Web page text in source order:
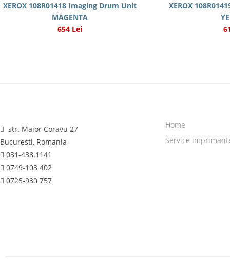
XEROX 108R01418 Imaging Drum Unit
MAGENTA
654 Lei
XEROX
str. Maior Coravu 27
Bucuresti, Romania
031-438.1141
0749-103 402
0725-930 757
Home
Service